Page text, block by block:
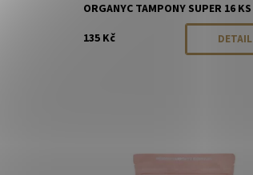
ORGANYC TAMPONY SUPER 16 KS
135 Kč
DETAIL